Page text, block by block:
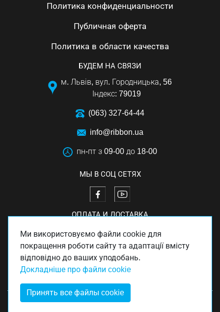
Политика конфиденциальности
Публичная оферта
Политика в области качества
БУДЕМ НА СВЯЗИ
м. Львів, вул. Городницька, 56
Індекс: 79019
(063) 327-64-44
info@ribbon.ua
пн-пт з 09-00 до 18-00
МЫ В СОЦ СЕТЯХ
ОПЛАТА И ДОСТАВКА
Ми використовуємо файли cookie для
покращення роботи сайту та адаптації вмісту
відповідно до ваших уподобань.
Докладніше про файли cookie
Принять все файлы cookie